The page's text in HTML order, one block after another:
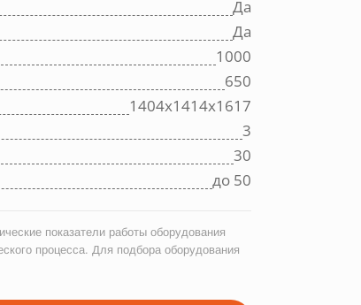
Да
Да
1000
650
1404х1414х1617
3
30
до 50
показатели работы оборудования
процесса. Для подбора оборудования